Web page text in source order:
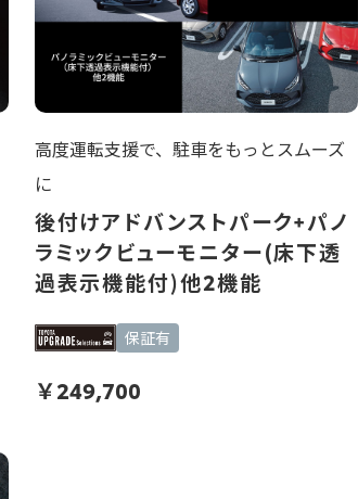
高度運転支援で、駐車をもっとスムーズ
に
後付けアドバンストパーク+パノ
ラミックビューモニター(床下透
過表示機能付)他2機能
保証有
￥249,700